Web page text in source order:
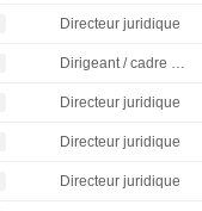
Directeur juridique
Dirigeant / cadre principal
Directeur juridique
Directeur juridique
Directeur juridique